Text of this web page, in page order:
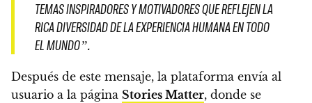
TEMAS INSPIRADORES Y MOTIVADORES QUE REFLEJEN LA
RICA DIVERSIDAD DE LA EXPERIENCIA HUMANA EN TODO
EL MUNDO”.
Después de este mensaje, la plataforma envía al
usuario a la página Stories Matter, donde se